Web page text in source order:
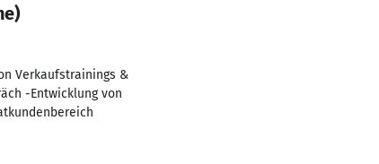
Verkaufstrainings &
-Entwicklung von